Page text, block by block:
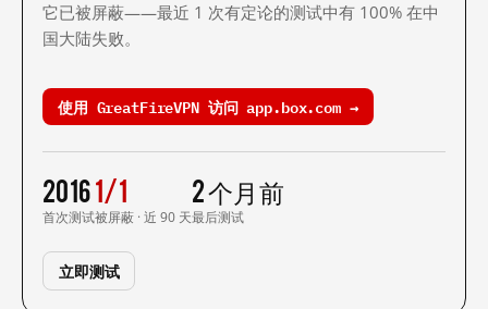
它已被屏蔽——最近 1 次有定论的测试中有 100% 在中
国大陆失败。
使用 GreatFireVPN 访问 app.box.com →
2016
首次测试
1/1
被屏蔽 · 近 90 天
2 个月前
最后测试
立即测试